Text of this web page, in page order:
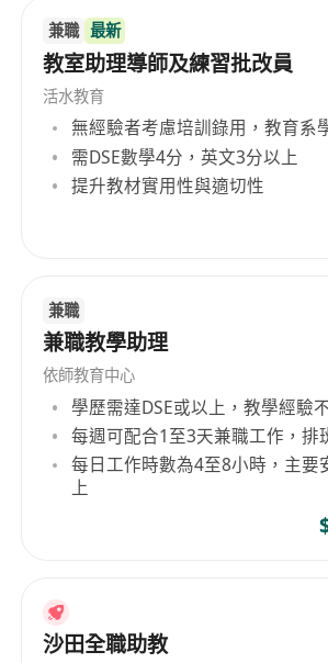
兼職 最新
教室助理導師及練習批改員
活水教育
無經驗者考慮培訓錄用，教育系
需DSE數學4分，英文3分以上
提升教材實用性與適切性
兼職
兼職教學助理
依師教育中心
學歷需達DSE或以上，教學經驗
每週可配合1至3天兼職工作，排
每日工作時數為4至8小時，主要
上
沙田全職助教